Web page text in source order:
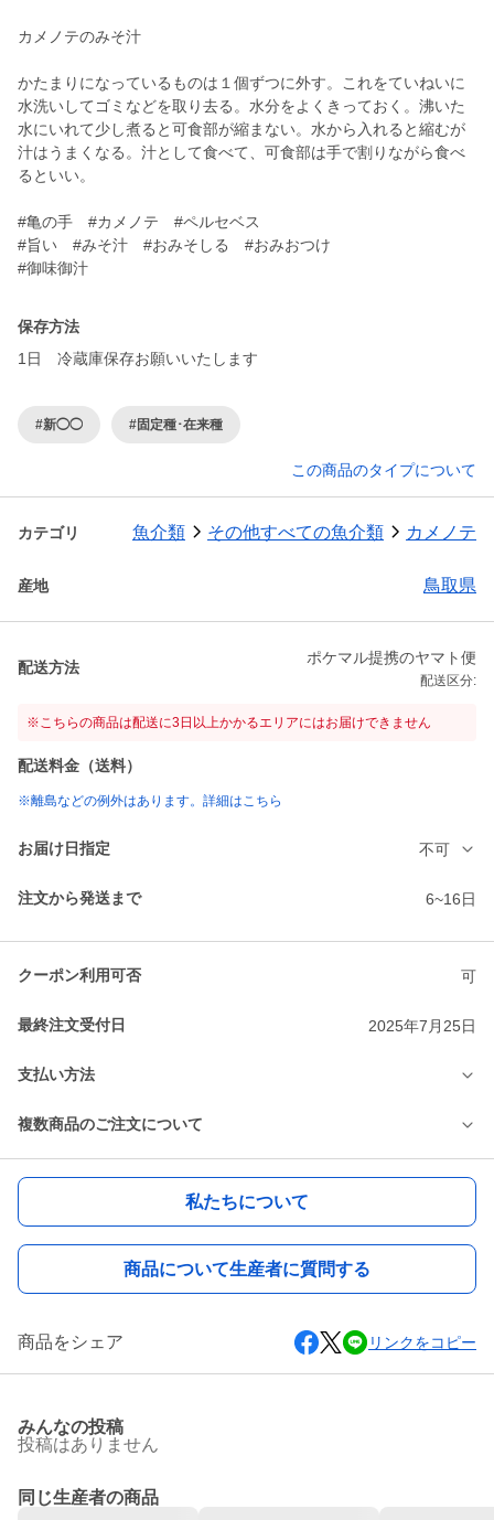
カメノテのみそ汁
かたまりになっているものは１個ずつに外す。これをていねいに
水洗いしてゴミなどを取り去る。水分をよくきっておく。沸いた
水にいれて少し煮ると可食部が縮まない。水から入れると縮むが
汁はうまくなる。汁として食べて、可食部は手で割りながら食べ
るといい。
#亀の手 #カメノテ #ペルセベス
#旨い #みそ汁 #おみそしる #おみおつけ
保存方法
1日 冷蔵庫保存お願いいたします
#新◯◯ #固定種･在来種
この商品のタイプについて
カテゴリ 魚介類 その他すべての魚介類 カメノテ
産地 鳥取県
配送方法
ポケマル提携のヤマト便
配送区分:
※こちらの商品は配送に3日以上かかるエリアにはお届けできません
配送料金（送料）
※離島などの例外はあります。詳細はこちら
お届け日指定 不可
注文から発送まで 6~16日
クーポン利用可否 可
最終注文受付日 2025年7月25日
支払い方法
複数商品のご注文について
私たちについて
商品について生産者に質問する
商品をシェア リンクをコピー
みんなの投稿
投稿はありません
同じ生産者の商品